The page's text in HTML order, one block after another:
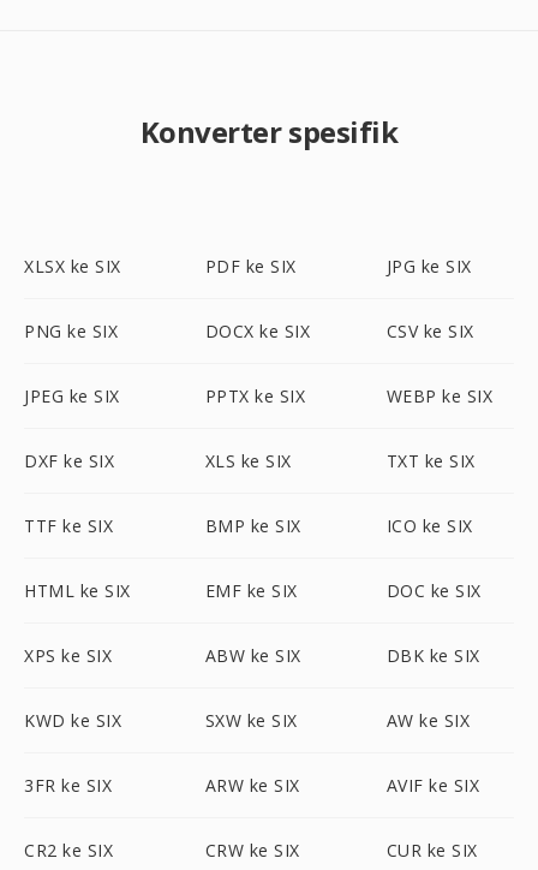
Konverter spesifik
XLSX ke SIX PDF ke SIX JPG ke SIX
PNG ke SIX DOCX ke SIX CSV ke SIX
JPEG ke SIX PPTX ke SIX WEBP ke SIX
DXF ke SIX XLS ke SIX TXT ke SIX
TTF ke SIX BMP ke SIX ICO ke SIX
HTML ke SIX EMF ke SIX DOC ke SIX
XPS ke SIX ABW ke SIX DBK ke SIX
KWD ke SIX SXW ke SIX AW ke SIX
3FR ke SIX ARW ke SIX AVIF ke SIX
CR2 ke SIX CRW ke SIX CUR ke SIX